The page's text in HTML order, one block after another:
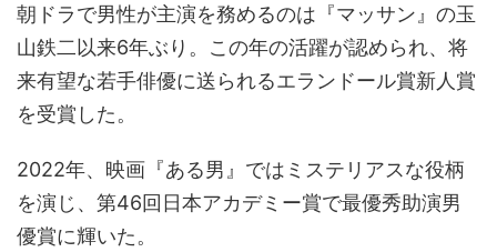
朝ドラで男性が主演を務めるのは『マッサン』の玉
山鉄二以来6年ぶり。この年の活躍が認められ、将
来有望な若手俳優に送られるエランドール賞新人賞
を受賞した。
2022年、映画『ある男』ではミステリアスな役柄
を演じ、第46回日本アカデミー賞で最優秀助演男
優賞に輝いた。